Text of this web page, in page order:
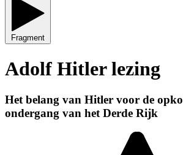
Fragment
Adolf Hitler lezing
Het belang van Hitler voor de
ondergang van het Derde Rijk